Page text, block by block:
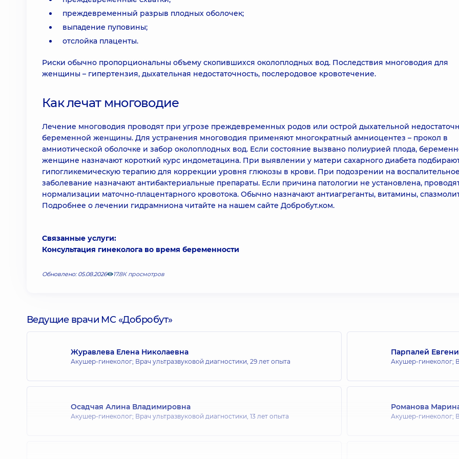
преждевременный разрыв плодных оболочек;
выпадение пуповины;
отслойка плаценты.
Риски обычно пропорциональны объему скопившихся околоплодных вод. Последствия многоводия для
женщины – гипертензия, дыхательная недостаточность, послеродовое кровотечение.
Как лечат многоводие
Лечение многоводия проводят при угрозе преждевременных родов или острой дыхательной
беременной женщины. Для устранения многоводия применяют многократный амниоцентез – прокол в
амниотической оболочке и забор околоплодных вод. Если состояние вызвано полиурией плода,
женщине назначают короткий курс индометацина. При выявлении у матери сахарного диабета
гипогликемическую терапию для коррекции уровня глюкозы в крови. При подозрении на воспалительное
заболевание назначают антибактериальные препараты. Если причина патологии не установлена,
нормализации маточно-плацентарного кровотока. Обычно назначают антиагреганты, витамины,
Подробнее о лечении гидрамниона читайте на нашем сайте Добробут.ком.
Связанные услуги:
Консультация гинеколога во время беременности
Обновлено: 05.08.2026 17.8К просмотров
Ведущие врачи МС «Добробут»
Журавлева Елена Николаевна
Акушер-гинеколог; Врач ультразвуковой диагностики, 29 лет опыта
Парпалей
Акушер-гинеколог;
Осадчая Алина Владимировна
Акушер-гинеколог; Врач ультразвуковой диагностики, 13 лет опыта
Романова
Акушер-гинеколог;